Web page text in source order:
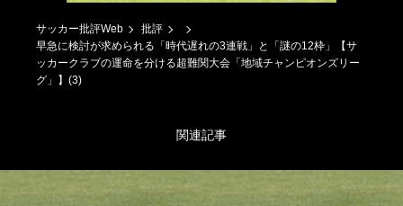
サッカー批評Web
批評
早急に検討が求められる「時代遅れの3連戦」と「謎の12枠」【サ
ッカークラブの運命を分ける超難関大会「地域チャンピオンズリー
グ」】(3)
関連記事